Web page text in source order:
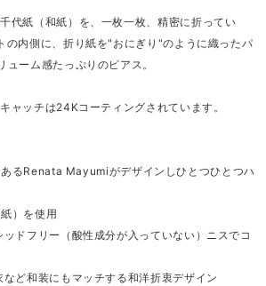
代紙（和紙）を、一枚一枚、精密に折ってい
の内側に、折り紙を"おにぎり"のように織ったパ
ーム感たっぷりのピアス。
ャッチは24Kコーティングされています。
るRenata Mayumiがデザインしひとつひとつハ
）を使用
ドフリー（酸性成分が入っていない）ニスでコ
ど和装にもマッチする和洋折衷デザイン